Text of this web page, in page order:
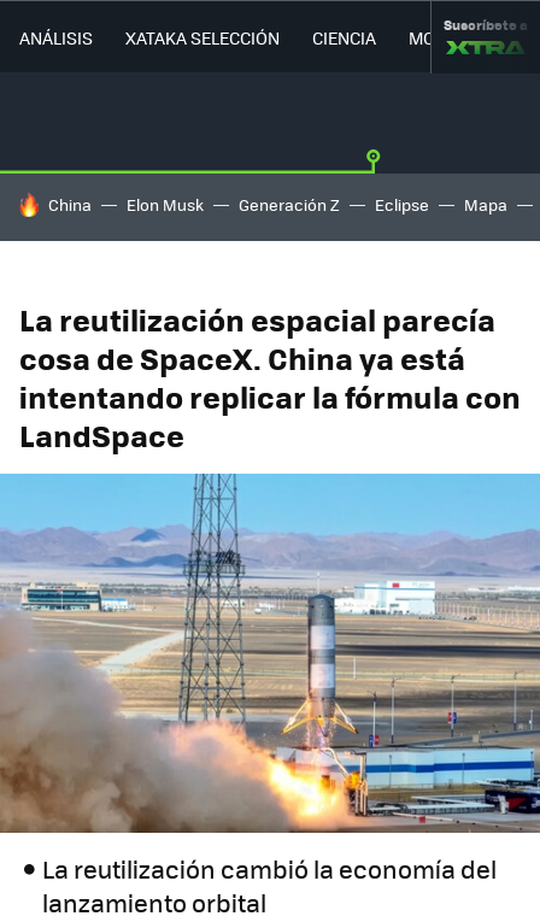
ANÁLISIS XATAKA SELECCIÓN CIENCIA MOVILIDAD
Suscríbete a
HOY SE HABLA DE
China Elon Musk Generación Z Eclipse Mapa
La reutilización espacial parecía
cosa de SpaceX. China ya está
intentando replicar la fórmula con
LandSpace
La reutilización cambió la economía del
lanzamiento orbital